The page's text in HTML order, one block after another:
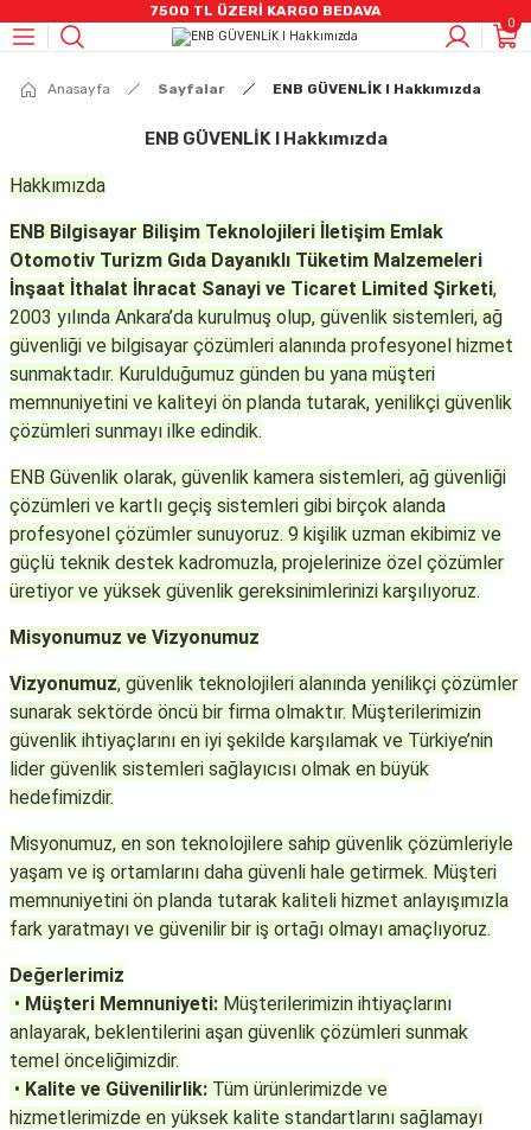
7500 TL ÜZERİ KARGO BEDAVA
Geri Dön
AHD CCTV ÜRÜNLER
Dome Kameralar
DVR Kayıt Cihazları
IP Kamera Ürünleri
Dome Kameralar
Küp Kameralar
Speed Dome Kameralar
Termal Ip Ürünler
NVR Kayıt Cihazları
Kayıt Cihazları
NVR Kayıt Cihazları
Geri Dön
Alarm Sistemleri
Pır Dedektörler
Hırsız Alarm Sirenleri
Manyetik Kontak
Kumanda
Panik Buton
Akıllı Prizler
Keypad-Tuş Takımı Ürünler
Yangın Sistemleri
Konvansiyonel Yangın Alarmı
Duman Ve Isı Dedektörleri
Geri Dön
Switch Grubu
Data Switch
Kablo & Aksesuarlar
Data Kablosu
Geri Dön
HARDDİSKLER
SSD SATA
Taşınabilir HDD
Hafıza Kartları
Geri Dön
Ve Ses Sistemleri Video İnterkom Ürünler
Zil Panelleri / Apartman
Zil Panelleri / Villa
Dış Mekan Ürünler
Ses Sitemleri
Hikvision I IP Ses Sistemleri
Hikvision I Amfiler
Jabra Kulaklık
Geri Dön
Kabinetler
Geri Dön
Kabloları
Kablolar
Geri Dön
Bilişenleri
Geri Dön 0
Anasayfa Sayfalar ENB GÜVENLİK I Hakkımızda
ENB GÜVENLİK I Hakkımızda
Hakkımızda
ENB Bilgisayar Bilişim Teknolojileri İletişim Emlak
Otomotiv Turizm Gıda Dayanıklı Tüketim Malzemeleri
İnşaat İthalat İhracat Sanayi ve Ticaret Limited Şirketi,
2003 yılında Ankara’da kurulmuş olup, güvenlik sistemleri, ağ
güvenliği ve bilgisayar çözümleri alanında profesyonel hizmet
sunmaktadır. Kurulduğumuz günden bu yana müşteri
memnuniyetini ve kaliteyi ön planda tutarak, yenilikçi güvenlik
çözümleri sunmayı ilke edindik.
ENB Güvenlik olarak, güvenlik kamera sistemleri, ağ güvenliği
çözümleri ve kartlı geçiş sistemleri gibi birçok alanda
profesyonel çözümler sunuyoruz. 9 kişilik uzman ekibimiz ve
güçlü teknik destek kadromuzla, projelerinize özel çözümler
üretiyor ve yüksek güvenlik gereksinimlerinizi karşılıyoruz.
Misyonumuz ve Vizyonumuz
Vizyonumuz, güvenlik teknolojileri alanında yenilikçi çözümler
sunarak sektörde öncü bir firma olmaktır. Müşterilerimizin
güvenlik ihtiyaçlarını en iyi şekilde karşılamak ve Türkiye’nin
lider güvenlik sistemleri sağlayıcısı olmak en büyük
hedefimizdir.
Misyonumuz, en son teknolojilere sahip güvenlik çözümleriyle
yaşam ve iş ortamlarını daha güvenli hale getirmek. Müşteri
memnuniyetini ön planda tutarak kaliteli hizmet anlayışımızla
fark yaratmayı ve güvenilir bir iş ortağı olmayı amaçlıyoruz.
Değerlerimiz
• Müşteri Memnuniyeti: Müşterilerimizin ihtiyaçlarını
anlayarak, beklentilerini aşan güvenlik çözümleri sunmak
temel önceliğimizdir.
• Kalite ve Güvenilirlik: Tüm ürünlerimizde ve
hizmetlerimizde en yüksek kalite standartlarını sağlamayı